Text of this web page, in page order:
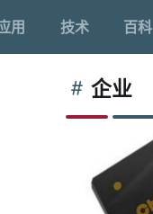
用 技术 百科
企业